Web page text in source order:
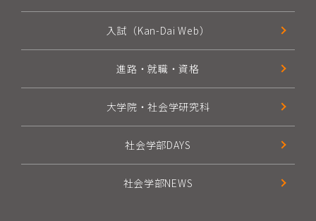
入試（Kan-Dai Web）
進路・就職・資格
大学院・社会学研究科
社会学部DAYS
社会学部NEWS